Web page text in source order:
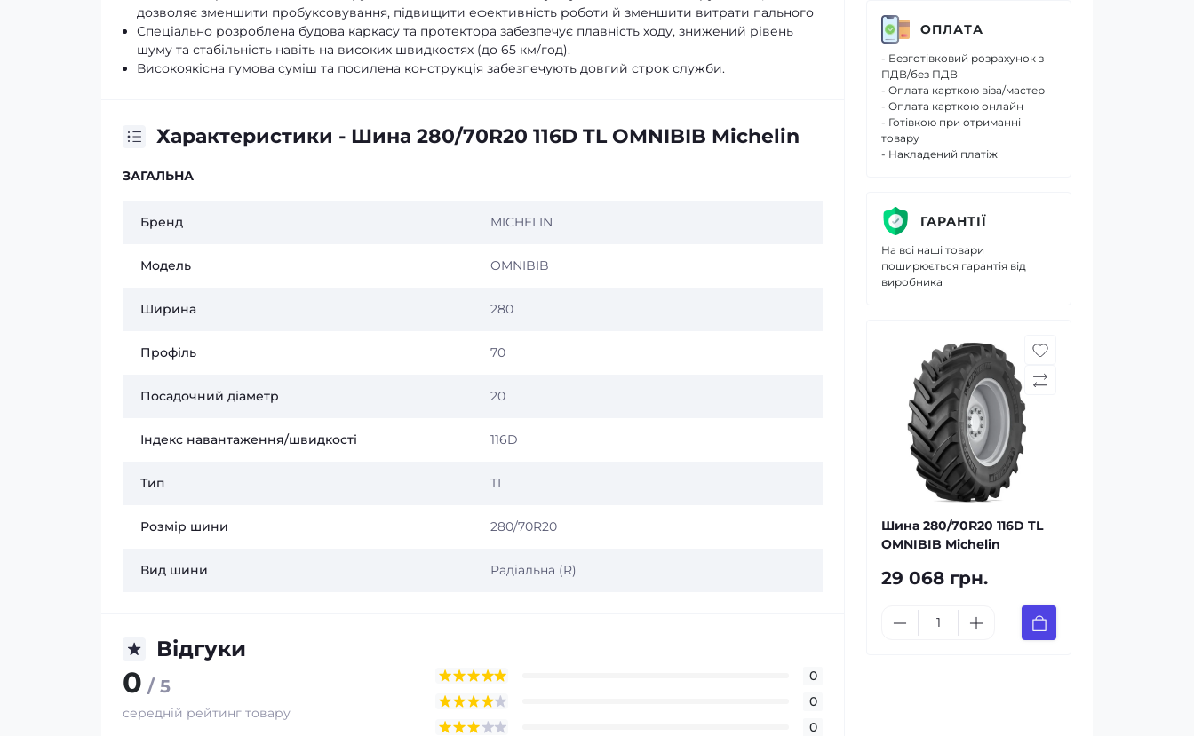
дозволяє зменшити пробуксовування, підвищити ефективність роботи й зменшити витрати пального
Спеціально розроблена будова каркасу та протектора забезпечує плавність ходу, знижений рівень
шуму та стабільність навіть на високих швидкостях (до 65 км/год).
Високоякісна гумова суміш та посилена конструкція забезпечують довгий строк служби.
Характеристики - Шина 280/70R20 116D TL OMNIBIB Michelin
ЗАГАЛЬНА
Бренд MICHELIN
Модель OMNIBIB
Ширина 280
Профіль 70
Посадочний діаметр 20
Індекс навантаження/швидкості 116D
Тип TL
Розмір шини 280/70R20
Вид шини Радіальна (R)
Відгуки
0 / 5
середній рейтинг товару
0
0
0
ОПЛАТА
- Безготівковий розрахунок з
ПДВ/без ПДВ
- Оплата карткою віза/мастер
- Оплата карткою онлайн
- Готівкою при отриманні
товару
- Накладений платіж
ГАРАНТІЇ
На всі наші товари
поширюється гарантія від
виробника
Шина 280/70R20 116D TL
OMNIBIB Michelin
29 068 грн.